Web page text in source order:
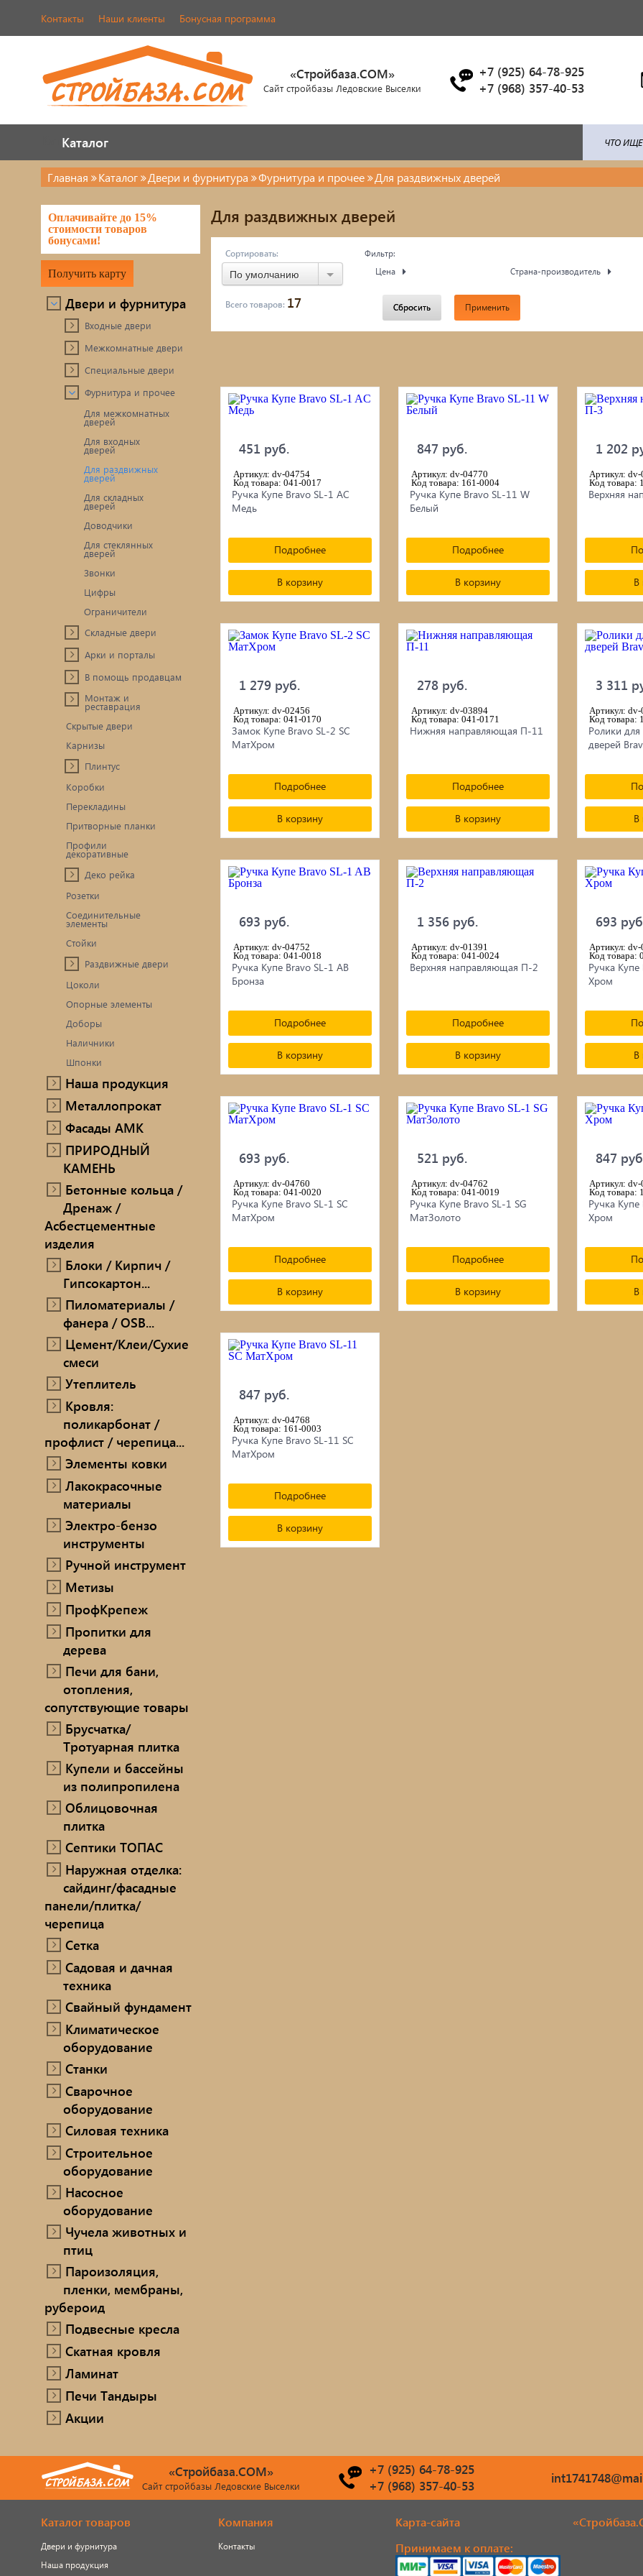
Контакты Наши клиенты Бонусная программа
«Стройбаза.COM»
Сайт стройбазы Ледовские Выселки
+7 (925) 64-78-925
+7 (968) 357-40-53
Каталог
Каталог
Наша продукция
Металлопрокат
Фасады AMK
ПРИРОДНЫЙ КАМЕНЬ
Бетонные кольца / Дренаж /
Асбестцементные изделия
Блоки / Кирпич / Гипсокартон...
Цемент/Клеи/Сухие смеси
Утеплитель
черепица...
Элементы ковки
Лакокрасочные материалы
Электро-бензо инструменты
Метизы
Печи для бани, отопления,
Мангалы
Наружная отделка:
Садовая и дачная техника
Главная Каталог Двери и фурнитура Фурнитура и прочее Для раздвижных дверей
Оплачивайте до 15%
стоимости товаров
бонусами!
Получить карту
Двери и фурнитура
Входные двери
Межкомнатные двери
Специальные двери
Фурнитура и прочее
Для межкомнатных
дверей
Для входных
дверей
Для раздвижных
дверей
Для складных
дверей
Доводчики
Для стеклянных
дверей
Звонки
Цифры
Ограничители
Складные двери
Арки и порталы
В помощь продавцам
Монтаж и
реставрация
Скрытые двери
Карнизы
Плинтус
Коробки
Перекладины
Притворные планки
Профили
декоративные
Деко рейка
Розетки
Соединительные
элементы
Стойки
Раздвижные двери
Цоколи
Опорные элементы
Доборы
Наличники
Шпонки
Наша продукция
Металлопрокат
Фасады AMK
ПРИРОДНЫЙ
КАМЕНЬ
Бетонные кольца /
Дренаж /
Асбестцементные
изделия
Блоки / Кирпич /
Гипсокартон...
Пиломатериалы /
фанера / OSB...
Цемент/Клеи/Сухие
смеси
Утеплитель
Кровля:
поликарбонат /
профлист / черепица...
Элементы ковки
Лакокрасочные
материалы
Электро-бензо
инструменты
Ручной инструмент
Метизы
ПрофКрепеж
Пропитки для
дерева
Печи для бани,
отопления,
сопутствующие товары
Брусчатка/
Тротуарная плитка
Купели и бассейны
из полипропилена
Облицовочная
плитка
Септики ТОПАС
Наружная отделка:
сайдинг/фасадные
панели/плитка/
черепица
Сетка
Садовая и дачная
техника
Свайный фундамент
Климатическое
оборудование
Станки
Сварочное
оборудование
Силовая техника
Строительное
оборудование
Насосное
оборудование
Чучела животных и
птиц
Пароизоляция,
пленки, мембраны,
рубероид
Подвесные кресла
Скатная кровля
Ламинат
Печи Тандыры
Акции
Для раздвижных дверей
Сортировать:
По умолчанию
Всего товаров: 17
Фильтр:
Цена
Страна-производитель
Сбросить Применить
451 руб.
Артикул: dv-04754
Код товара: 041-0017
Ручка Купе Bravo SL-1 AC
Медь
Подробнее
В корзину
847 руб.
Артикул: dv-04770
Код товара: 161-0004
Ручка Купе Bravo SL-11 W
Белый
Подробнее
В корзину
1 202
Артикул: dv-
Код товара:
Верхняя
В
1 279 руб.
Артикул: dv-02456
Код товара: 041-0170
Замок Купе Bravo SL-2 SC
МатХром
Подробнее
В корзину
278 руб.
Артикул: dv-03894
Код товара: 041-0171
Нижняя направляющая П-11
Подробнее
В корзину
3 311
Артикул:
Код товара:
Ролики
дверей
В
693 руб.
Артикул: dv-04752
Код товара: 041-0018
Ручка Купе Bravo SL-1 AB
Бронза
Подробнее
В корзину
1 356 руб.
Артикул: dv-01391
Код товара: 041-0024
Верхняя направляющая П-2
Подробнее
В корзину
693
Артикул: dv-
Код товара:
Ручка Купе
Хром
В
693 руб.
Артикул: dv-04760
Код товара: 041-0020
Ручка Купе Bravo SL-1 SC
МатХром
Подробнее
В корзину
521 руб.
Артикул: dv-04762
Код товара: 041-0019
Ручка Купе Bravo SL-1 SG
МатЗолото
Подробнее
В корзину
847
Артикул:
Код товара:
Ручка Купе
Хром
В
847 руб.
Артикул: dv-04768
Код товара: 161-0003
Ручка Купе Bravo SL-11 SC
МатХром
Подробнее
В корзину
«Стройбаза.COM»
Сайт стройбазы Ледовские Выселки
+7 (925) 64-78-925
+7 (968) 357-40-53
Каталог товаров
Двери и фурнитура
Наша продукция
Компания
Контакты
Карта-сайта
Принимаем к оплате: